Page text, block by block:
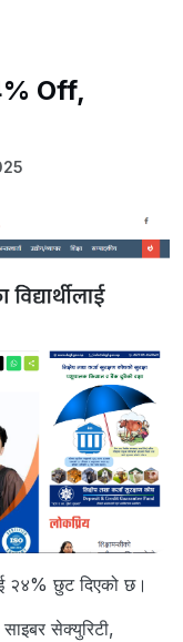
Off,
२४% छुट दिएको छ।
सेक्युरिटी,